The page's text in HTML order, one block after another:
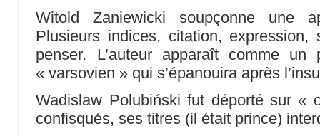
Witold Zaniewicki soupçonne une
Plusieurs indices, citation, expression,
penser. L’auteur apparaît comme un
« varsovien » qui s’épanouira après
Wadislaw Polubiński fut déporté sur «
confisqués, ses titres (il était prince)